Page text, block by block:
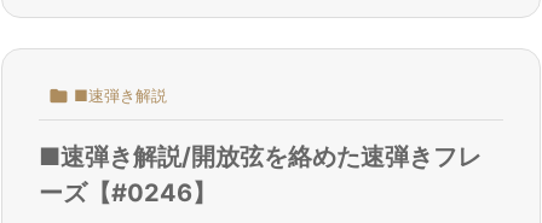
 ■速弾き解説
■速弾き解説/開放弦を絡めた速弾きフレ
ーズ【#0246】